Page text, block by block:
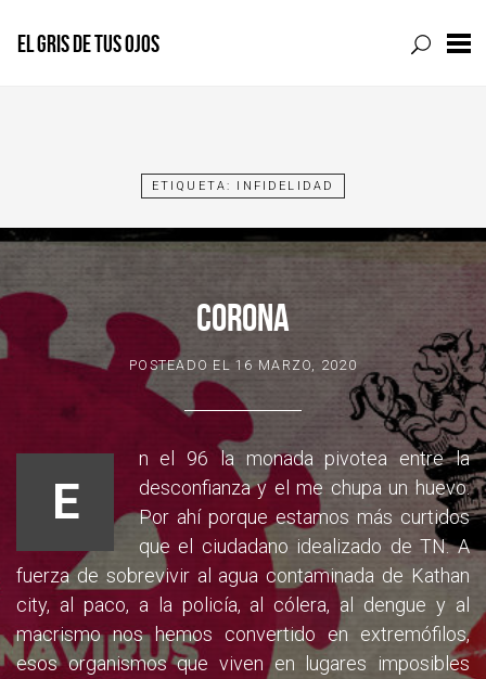
EL GRIS DE TUS OJOS
ETIQUETA: INFIDELIDAD
CORONA
POSTEADO EL16 MARZO, 2020
E
n el 96 la monada pivotea entre la
desconfianza y el me chupa un huevo.
Por ahí porque estamos más curtidos
que el ciudadano idealizado de TN. A
fuerza de sobrevivir al agua contaminada de Kathan
city, al paco, a la policía, al cólera, al dengue y al
macrismo nos hemos convertido en extremófilos,
esos organismos que viven en lugares imposibles